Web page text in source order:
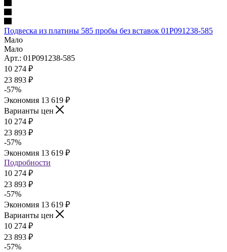
Подвеска из платины 585 пробы без вставок 01Р091238-585
Мало
Мало
Арт.: 01Р091238-585
10 274 ₽
23 893 ₽
-57%
Экономия 13 619 ₽
Варианты цен
10 274 ₽
23 893 ₽
-57%
Экономия 13 619 ₽
Подробности
10 274 ₽
23 893 ₽
-57%
Экономия 13 619 ₽
Варианты цен
10 274 ₽
23 893 ₽
-57%